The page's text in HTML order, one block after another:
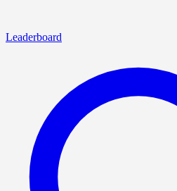
Leaderboard